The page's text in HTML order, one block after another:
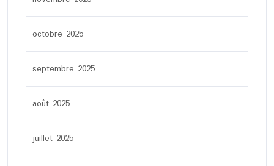
octobre 2025
septembre 2025
août 2025
juillet 2025